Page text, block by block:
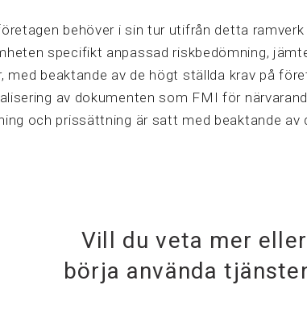
behöver i sin tur utifrån detta
specifikt anpassad riskbedömning,
med beaktande av de högt ställda krav på
av dokumenten som FMI för
och prissättning är satt med beaktande av
Vill du veta mer eller
börja använda